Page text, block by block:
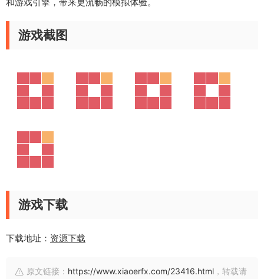
游戏截图
游戏下载
下载地址： 资源下载
原文链接： https://www.xiaoerfx.com/23416.html ，转载请